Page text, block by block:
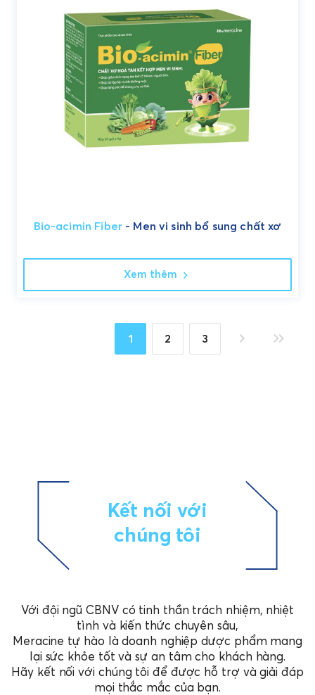
Bio-acimin Fiber- Men vi sinh bổ sung chất xơ
Xem thêm
1 2 3
Kết nối với
chúng tôi
Với đội ngũ CBNV có tinh thần trách nhiệm, nhiệt
tình và kiến thức chuyên sâu,
Meracine tự hào là doanh nghiệp dược phẩm mang
lại sức khỏe tốt và sự an tâm cho khách hàng.
Hãy kết nối với chúng tôi để được hỗ trợ và giải đáp
mọi thắc mắc của bạn.